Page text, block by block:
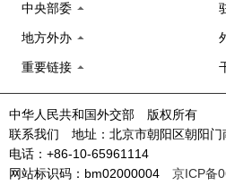
中央部委
地方外办
重要链接
中华人民共和国外交部 版权所有
联系我们 地址：北京市朝阳区朝阳
电话：+86-10-65961114
网站标识码：bm02000004 京ICP备